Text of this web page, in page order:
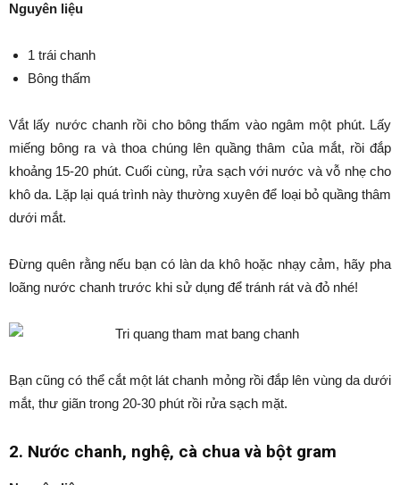
Nguyên liệu
1 trái chanh
Bông thấm
Vắt lấy nước chanh rồi cho bông thấm vào ngâm một phút. Lấy
miếng bông ra và thoa chúng lên quầng thâm của mắt, rồi đắp
khoảng 15-20 phút. Cuối cùng, rửa sạch với nước và vỗ nhẹ cho
khô da. Lặp lại quá trình này thường xuyên để loại bỏ quầng thâm
dưới mắt.
Đừng quên rằng nếu bạn có làn da khô hoặc nhạy cảm, hãy pha
loãng nước chanh trước khi sử dụng để tránh rát và đỏ nhé!
Bạn cũng có thể cắt một lát chanh mỏng rồi đắp lên vùng da dưới
mắt, thư giãn trong 20-30 phút rồi rửa sạch mặt.
2. Nước chanh, nghệ, cà chua và bột gram